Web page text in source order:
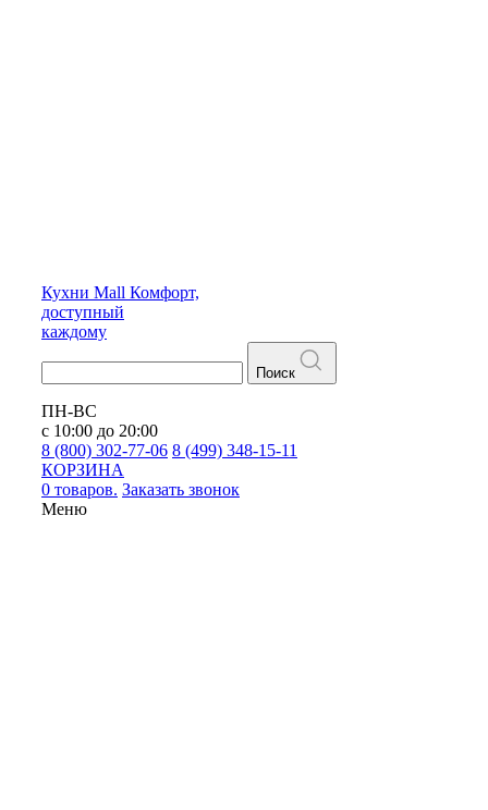
Кухни Mall Комфорт,
доступный
каждому
Поиск
ПН-ВС
с 10:00 до 20:00
8 (800) 302-77-06 8 (499) 348-15-11
КОРЗИНА
0 товаров. Заказать звонок
Меню